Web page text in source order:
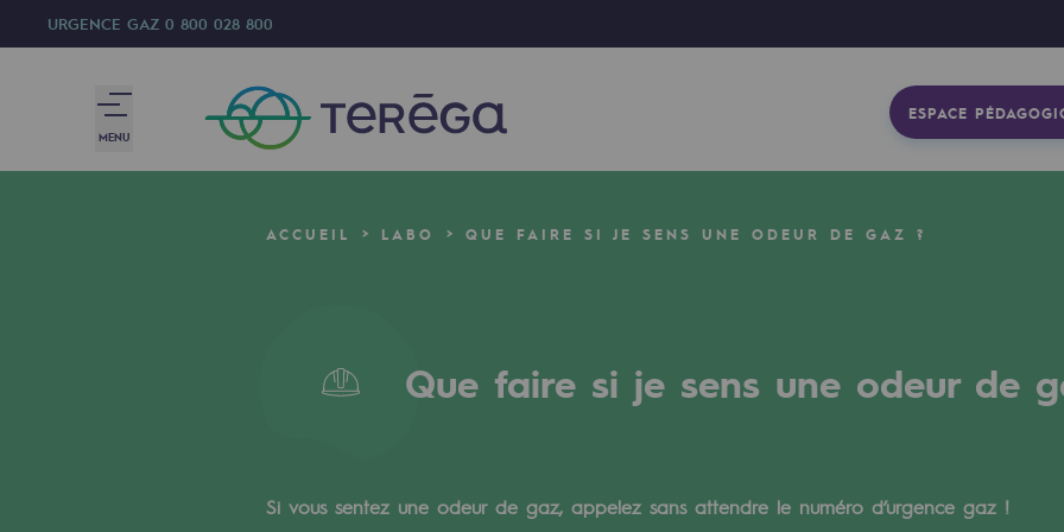
URGENCE GAZ 0 800 028 800
MENU
ESPACE
Accélérateur de la transition énergétique
ACCUEIL LABO QUE FAIRE SI JE SENS UNE ODEUR DE GAZ ?
Que faire si je sens une odeur de
Si vous sentez une odeur de gaz, appelez sans attendre le numéro d’urgence gaz !